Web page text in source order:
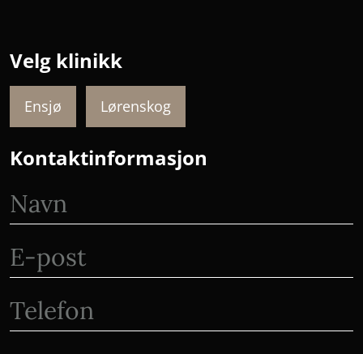
Velg klinikk
Ensjø Lørenskog
Kontaktinformasjon